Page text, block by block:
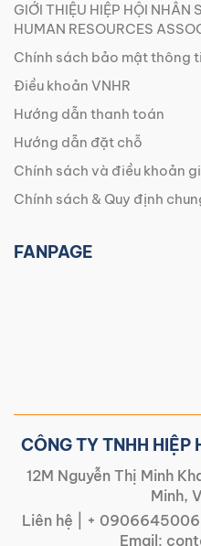
GIỚI THIỆU HIỆP HỘI NHÂN
HUMAN RESOURCES
Chính sách bảo mật thông
Điều khoản VNHR
Hướng dẫn thanh toán
Hướng dẫn đặt chỗ
Chính sách và điều khoản
Chính sách & Quy định
FANPAGE
CÔNG TY TNHH HIỆP
12M Nguyễn Thị Minh
Minh,
Liên hệ |
+ 0906645006
Email: